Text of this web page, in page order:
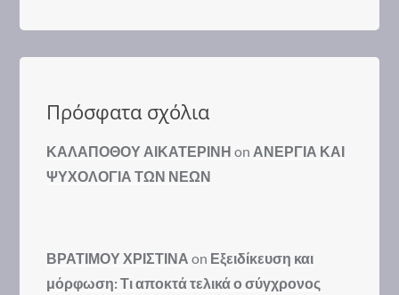
Πρόσφατα σχόλια
ΚΑΛΑΠΟΘΟΥ ΑΙΚΑΤΕΡΙΝΗ on ΑΝΕΡΓΙΑ ΚΑΙ
ΨΥΧΟΛΟΓΙΑ ΤΩΝ ΝΕΩΝ
ΒΡΑΤΙΜΟΥ ΧΡΙΣΤΙΝΑ on Εξειδίκευση και
μόρφωση: Τι αποκτά τελικά ο σύγχρονος